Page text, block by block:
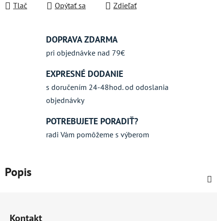
Tlač Opýtať sa Zdieľať
DOPRAVA ZDARMA
pri objednávke nad 79€
EXPRESNÉ DODANIE
s doručením 24-48hod. od odoslania
objednávky
POTREBUJETE PORADIŤ?
radi Vám pomôžeme s výberom
Popis
Kontakt